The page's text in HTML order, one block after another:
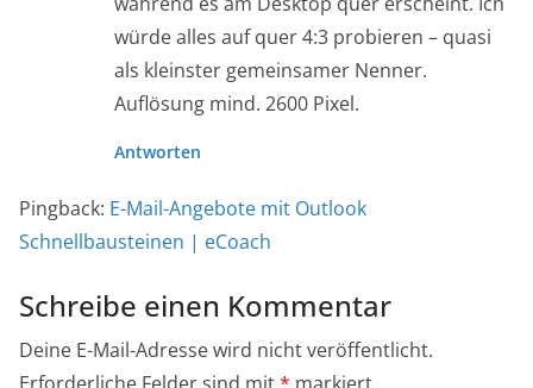
würde alles auf quer 4:3 probieren – quasi
als kleinster gemeinsamer Nenner.
Auflösung mind. 2600 Pixel.
Antworten
Pingback: E-Mail-Angebote mit Outlook
Schnellbausteinen | eCoach
Schreibe einen Kommentar
Deine E-Mail-Adresse wird nicht veröffentlicht.